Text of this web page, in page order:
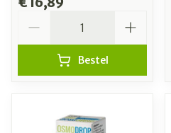
Bestel